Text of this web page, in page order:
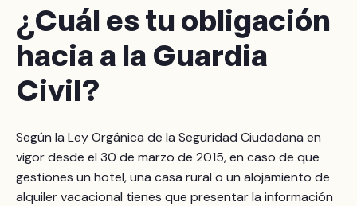
¿Cuál es tu obligación
hacia a la Guardia
Civil?
Según la Ley Orgánica de la Seguridad Ciudadana en
vigor desde el 30 de marzo de 2015, en caso de que
gestiones un hotel, una casa rural o un alojamiento de
alquiler vacacional tienes que presentar la información